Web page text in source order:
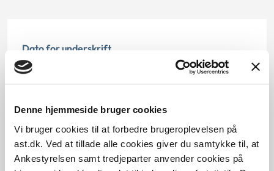
Denne hjemmeside bruger cookies
Vi bruger cookies til at forbedre brugeroplevelsen på
ast.dk. Ved at tillade alle cookies giver du samtykke til, at
Ankestyrelsen samt tredjeparter anvender cookies på
Dato for underskrift
15.09.1998
11.07.2013
Denne principafgørelse er kasseret den 9. december